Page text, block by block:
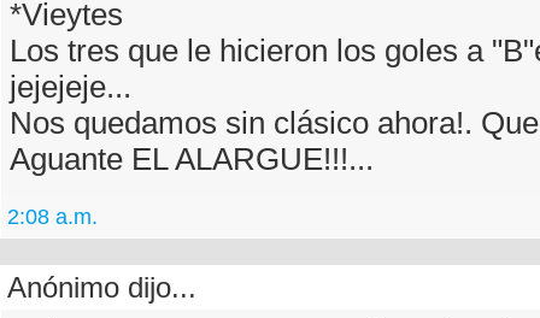
*Vieytes
Los tres que le hicieron los goles a
jejejeje...
Nos quedamos sin clásico ahora!.
Aguante EL ALARGUE!!!...
2:08 a.m.
Anónimo dijo...